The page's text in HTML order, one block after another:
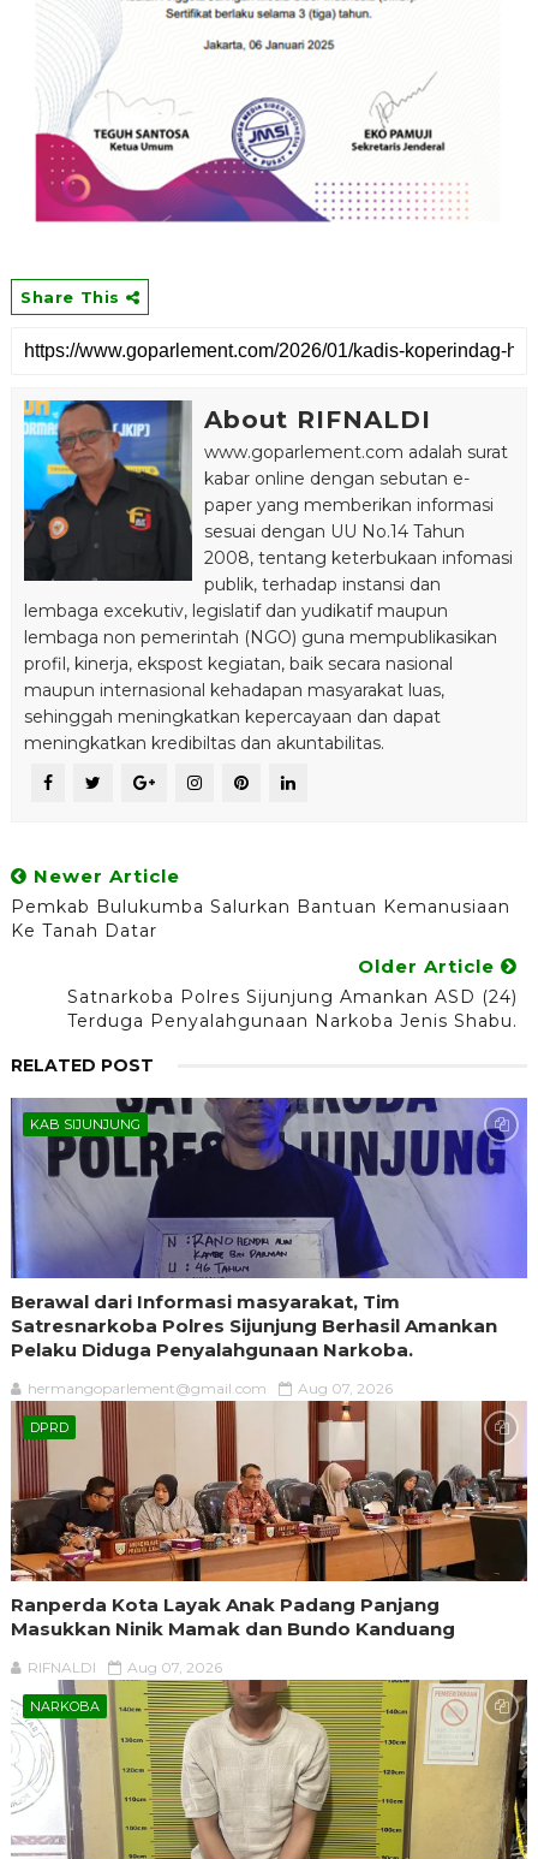
Share This
About RIFNALDI
www.goparlement.com adalah surat
kabar online dengan sebutan e-
paper yang memberikan informasi
sesuai dengan UU No.14 Tahun
2008, tentang keterbukaan infomasi
publik, terhadap instansi dan
lembaga excekutiv, legislatif dan yudikatif maupun
lembaga non pemerintah (NGO) guna mempublikasikan
profil, kinerja, ekspost kegiatan, baik secara nasional
maupun internasional kehadapan masyarakat luas,
sehinggah meningkatkan kepercayaan dan dapat
meningkatkan kredibiltas dan akuntabilitas.
Newer Article
Pemkab Bulukumba Salurkan Bantuan Kemanusiaan
Ke Tanah Datar
Older Article
Satnarkoba Polres Sijunjung Amankan ASD (24)
Terduga Penyalahgunaan Narkoba Jenis Shabu.
RELATED POST
KAB SIJUNJUNG
Berawal dari Informasi masyarakat, Tim
Satresnarkoba Polres Sijunjung Berhasil Amankan
Pelaku Diduga Penyalahgunaan Narkoba.
hermangoparlement@gmail.com Aug 07, 2026
DPRD
Ranperda Kota Layak Anak Padang Panjang
Masukkan Ninik Mamak dan Bundo Kanduang
RIFNALDI Aug 07, 2026
NARKOBA